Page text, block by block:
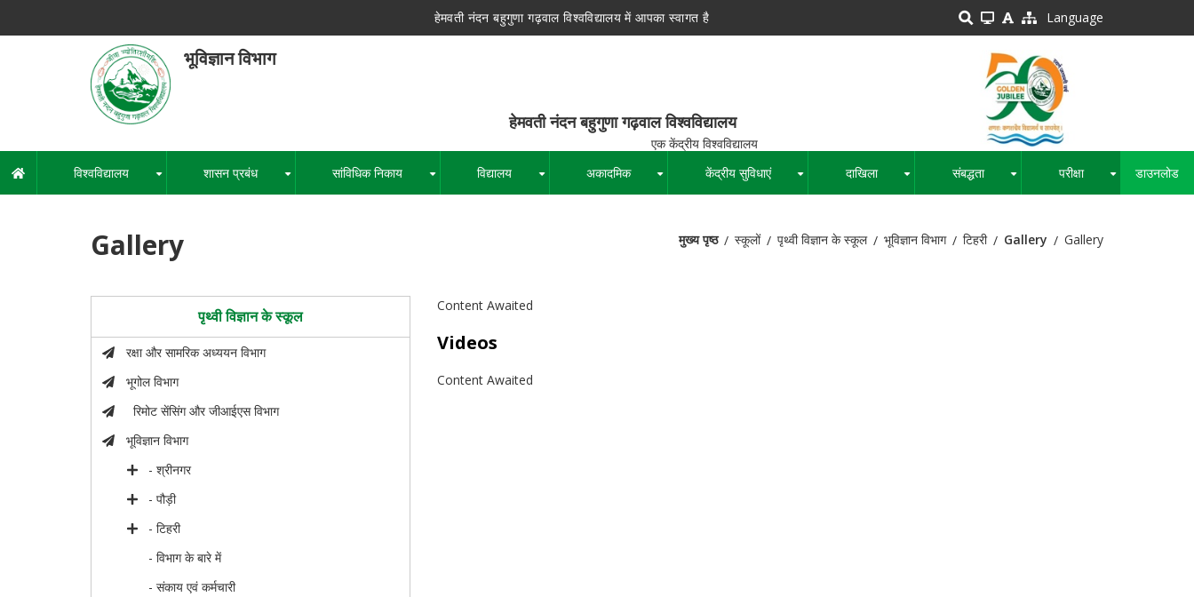
हेमवती नंदन बहुगुणा गढ़वाल विश्वविद्यालय में आपका स्वागत है Language
भूविज्ञान विभाग
हेमवती नंदन बहुगुणा गढ़वाल विश्वविद्यालय
एक केंद्रीय विश्वविद्यालय
मुख्य
नेविगेशन
विश्वविद्यालय शासन प्रबंध सांविधिक निकाय विद्यालय अकादमिक केंद्रीय सुविधाएं दाखिला संबद्धता परीक्षा डाउनलोड
Gallery मुख्य पृष्ठ स्कूलों पृथ्वी विज्ञान के स्कूल भूविज्ञान विभाग टिहरी Gallery Gallery
पृथ्वी विज्ञान के स्कूल
रक्षा और सामरिक अध्ययन विभाग
भूगोल विभाग
रिमोट सेंसिंग और जीआईएस विभाग
भूविज्ञान विभाग
- श्रीनगर
- पौड़ी
- टिहरी
- विभाग के बारे में
- संकाय एवं कर्मचारी
Content Awaited
Videos
Content Awaited